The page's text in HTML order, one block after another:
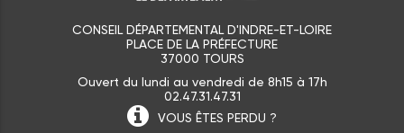
CONSEIL DÉPARTEMENTAL D'INDRE-ET-LOIRE
PLACE DE LA PRÉFECTURE
37000 TOURS
Ouvert du lundi au vendredi de 8h15 à 17h
02.47.31.47.31
VOUS ÊTES PERDU ?